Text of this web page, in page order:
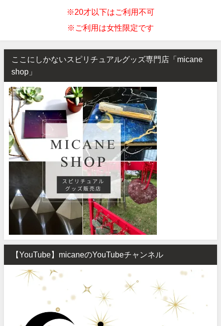
※20才以下はご利用不可
※ご利用は女性限定です
ここにしかないスピリチュアルグッズ専門店「micane
shop」
【YouTube】micaneのYouTubeチャンネル